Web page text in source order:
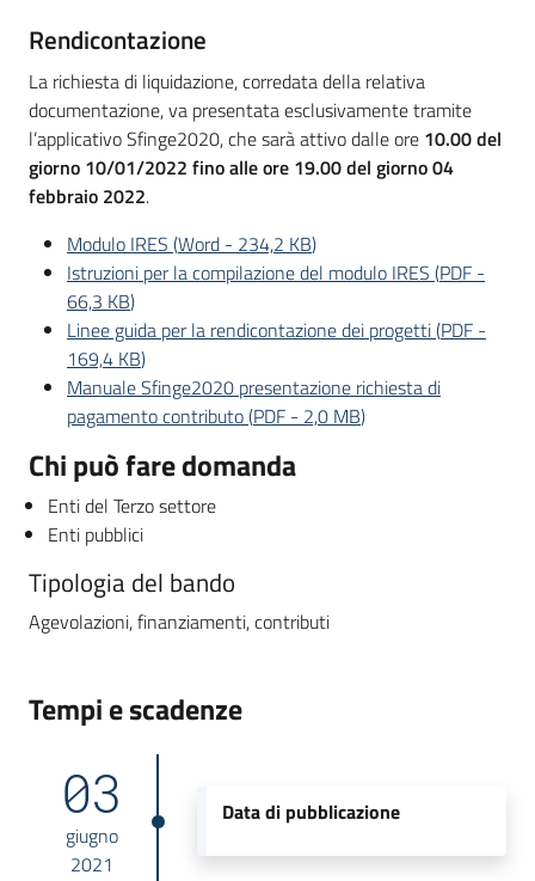
Rendicontazione
La richiesta di liquidazione, corredata della relativa
documentazione, va presentata esclusivamente tramite
l’applicativo Sfinge2020, che sarà attivo dalle ore 10.00 del
giorno 10/01/2022 fino alle ore 19.00 del giorno 04
febbraio 2022.
Modulo IRES (Word - 234,2 KB)
Istruzioni per la compilazione del modulo IRES (PDF -
66,3 KB)
Linee guida per la rendicontazione dei progetti(PDF -
169,4 KB)
Manuale Sfinge2020 presentazione richiesta di
pagamento contributo(PDF - 2,0 MB)
Chi può fare domanda
Enti del Terzo settore
Enti pubblici
Tipologia del bando
Agevolazioni, finanziamenti, contributi
Tempi e scadenze
03
giugno
2021
Data di pubblicazione